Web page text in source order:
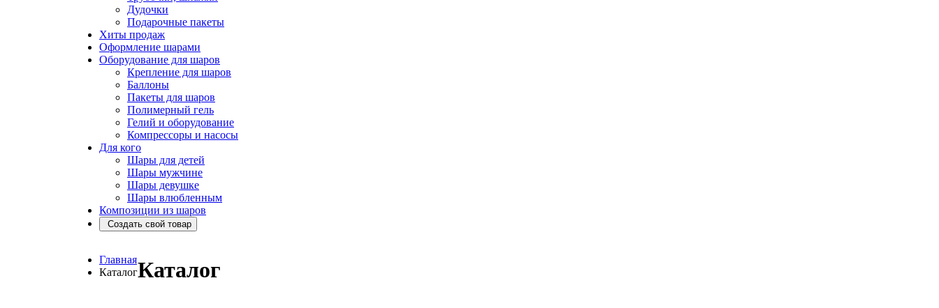
Дудочки
Подарочные пакеты
Хиты продаж
Оформление шарами
Оборудование для шаров
Крепление для шаров
Баллоны
Пакеты для шаров
Полимерный гель
Гелий и оборудование
Компрессоры и насосы
Для кого
Шары для детей
Шары мужчине
Шары девушке
Шары влюбленным
Композиции из шаров
Создать свой товар
Главная
КаталогКаталог